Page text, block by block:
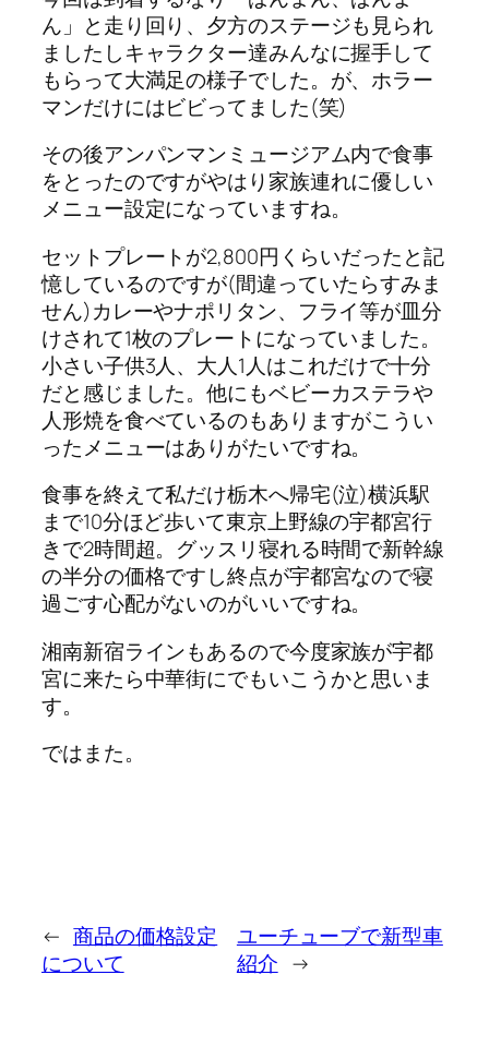
ん」と走り回り、夕方のステージも見られ
ましたしキャラクター達みんなに握手して
もらって大満足の様子でした。が、ホラー
マンだけにはビビってました(笑)
その後アンパンマンミュージアム内で食事
をとったのですがやはり家族連れに優しい
メニュー設定になっていますね。
セットプレートが2,800円くらいだったと記
憶しているのですが(間違っていたらすみま
せん)カレーやナポリタン、フライ等が皿分
けされて1枚のプレートになっていました。
小さい子供3人、大人1人はこれだけで十分
だと感じました。他にもベビーカステラや
人形焼を食べているのもありますがこうい
ったメニューはありがたいですね。
食事を終えて私だけ栃木へ帰宅(泣)横浜駅
まで10分ほど歩いて東京上野線の宇都宮行
きで2時間超。グッスリ寝れる時間で新幹線
の半分の価格ですし終点が宇都宮なので寝
過ごす心配がないのがいいですね。
湘南新宿ラインもあるので今度家族が宇都
宮に来たら中華街にでもいこうかと思いま
す。
ではまた。
← 商品の価格設定
について
ユーチューブで新型車
紹介 →